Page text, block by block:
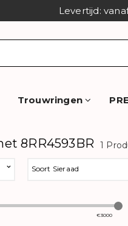
Levertijd:
Trouwringen
8RR4593BR 1
Soort Sieraad
€3000